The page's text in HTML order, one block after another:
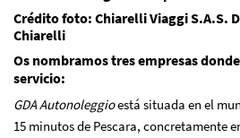
Crédito foto: Chiarelli Viaggi S.A.S.
Chiarelli
Os nombramos tres empresas
servicio:
GDA Autonoleggioestá situada en el
15 minutos de Pescara, concretamente